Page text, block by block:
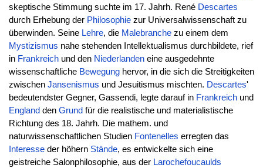
skeptische Stimmung suchte im 17. Jahrh. René Descartes
durch Erhebung der Philosophiezur Universalwissenschaft zu
überwinden. Seine Lehre, die Malebranchezu einem dem
Mystizismus nahe stehenden Intellektualismus durchbildete, rief
in Frankreichund den Niederlandeneine ausgedehnte
wissenschaftliche Bewegunghervor, in die sich die Streitigkeiten
zwischen Jansenismus und Jesuitismus mischten. Descartes'
bedeutendster Gegner, Gassendi, legte darauf in Frankreichund
England den Grund für die realistische und materialistische
Richtung des 18. Jahrh. Die mathem. und
naturwissenschaftlichen Studien Fontenelles erregten das
Interesseder höhern Stände, es entwickelte sich eine
geistreiche Salonphilosophie, aus der Larochefoucaulds